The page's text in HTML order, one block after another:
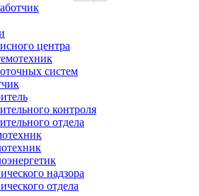
центра
систем
контроля
отдела
надзора
отдела